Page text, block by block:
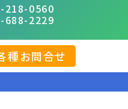
218-0560
688-2229
種お問合せ